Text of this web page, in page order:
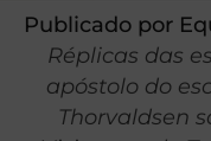
Publicado por
Réplicas das
apóstolo do
Thorvaldsen